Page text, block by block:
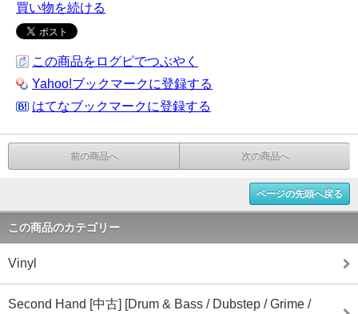
買い物を続ける
この商品をログピでつぶやく
Yahoo!ブックマークに登録する
はてなブックマークに登録する
前の商品へ 次の商品へ
ページの先頭へ戻る
この商品のカテゴリー
Vinyl
Second Hand [中古] [Drum & Bass / Dubstep / Grime /